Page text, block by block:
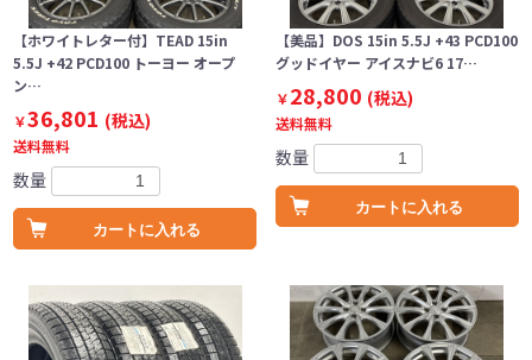
【ホワイトレター付】TEAD 15in
5.5J +42 PCD100 トーヨー オープ
ン…
￥36,801 (税込)
送料無料
数量
カートに入れる
【美品】DOS 15in 5.5J +43 PCD100
グッドイヤー アイスナビ6 17…
￥28,800 (税込)
送料無料
数量
カートに入れる